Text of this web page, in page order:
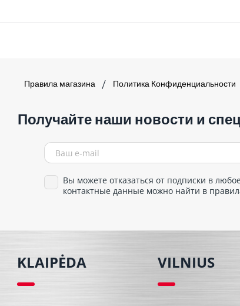
Правила магазина Политика Конфиденциальности
Получайте наши новости и
Вы можете отказаться от подписки в
контактные данные можно найти в
KLAIPĖDA VILNIUS